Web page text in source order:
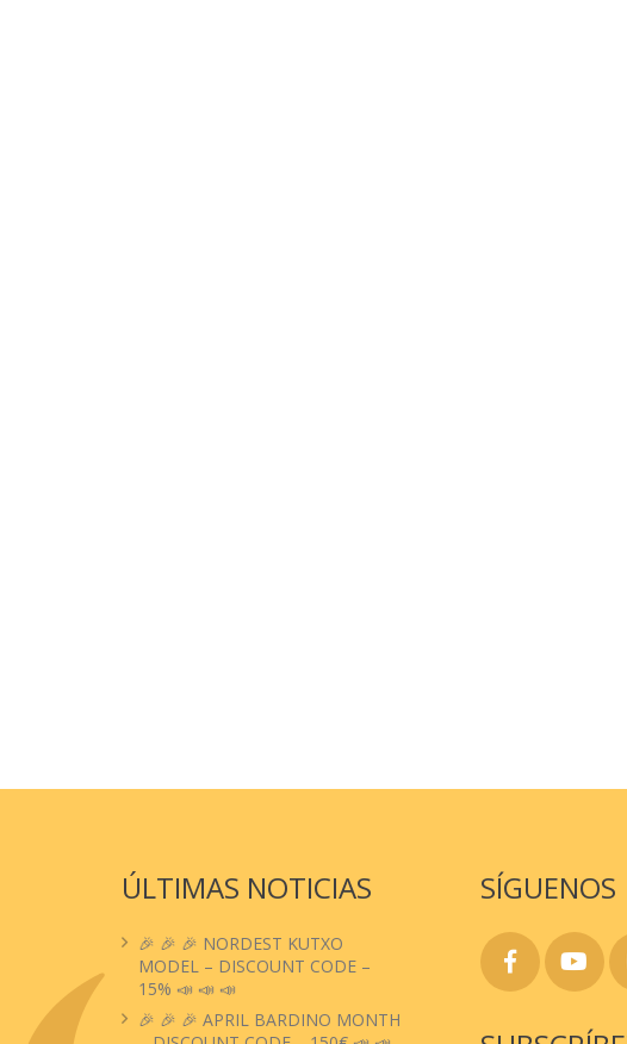
ÚLTIMAS NOTICIAS
🎉 🎉 🎉 NORDEST KUTXO
MODEL – DISCOUNT CODE –
15% 📣 📣 📣
🎉 🎉 🎉 APRIL BARDINO MONTH
SÍGUENOS